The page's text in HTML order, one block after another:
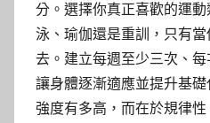
分。選擇你真正喜歡的運
泳、瑜伽還是重訓，只有
去。建立每週至少三次、每
讓身體逐漸適應並提升基
強度有多高，而在於規律